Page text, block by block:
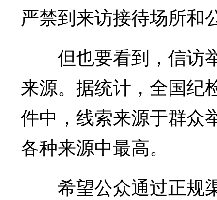
严禁到来访接待场所和
但也要看到，信访
来源。据统计，全国纪
件中，线索来源于群众
各种来源中最高。
希望公众通过正规